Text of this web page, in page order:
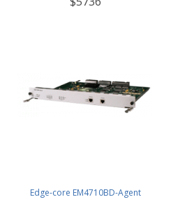
Edge-core EM4710BD-Agent